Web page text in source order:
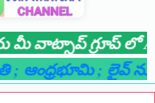
మీ వాట్సాప్ గ్రూప్ లో
ఆంధ్రభూమి; లైవ్